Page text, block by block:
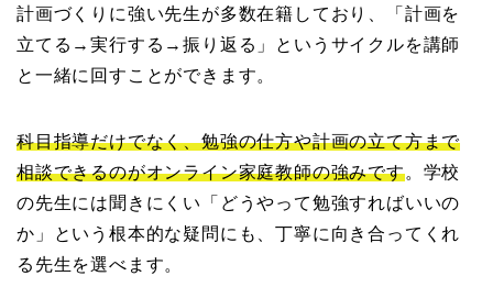
計画づくりに強い先生が多数在籍しており、「計画を
立てる→実行する→振り返る」というサイクルを講師
と一緒に回すことができます。
科目指導だけでなく、勉強の仕方や計画の立て方まで
相談できるのがオンライン家庭教師の強みです。学校
の先生には聞きにくい「どうやって勉強すればいいの
か」という根本的な疑問にも、丁寧に向き合ってくれ
る先生を選べます。